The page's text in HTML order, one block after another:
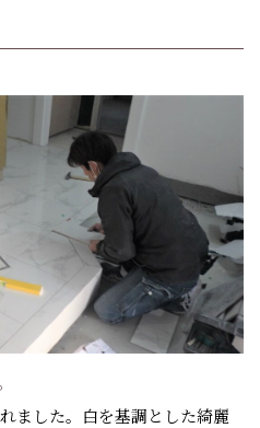
ました。白を基調とした綺麗